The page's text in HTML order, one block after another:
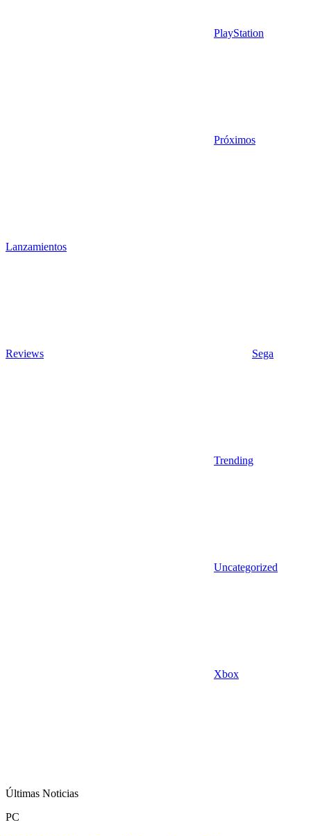
PlayStation
Próximos
Lanzamientos
Reviews Sega
Trending
Uncategorized
Xbox
Últimas Noticias
PC